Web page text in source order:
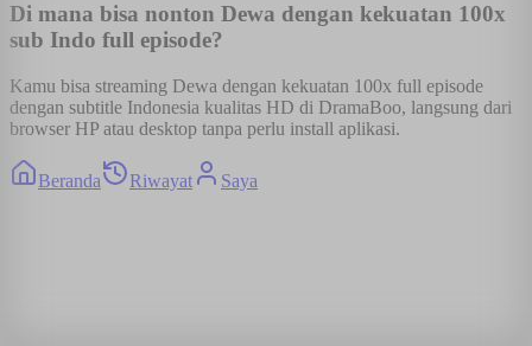
Di mana bisa nonton Dewa dengan kekuatan 100x
sub Indo full episode?
Kamu bisa streaming Dewa dengan kekuatan 100x full episode
dengan subtitle Indonesia kualitas HD di DramaBoo, langsung dari
browser HP atau desktop tanpa perlu install aplikasi.
Beranda Riwayat Saya